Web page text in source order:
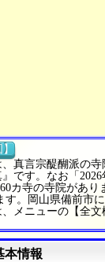
】
真言宗醍醐派の
です。なお「2026
カ寺の寺院があり
す。岡山県備前市
メニューの【全
本情報